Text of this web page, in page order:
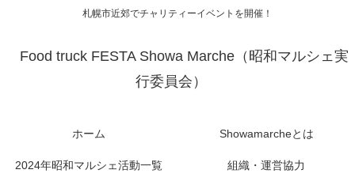
札幌市近郊でチャリティーイベントを開催！
Food truck FESTA Showa Marche（昭和マルシェ実
行委員会）
ホーム Showamarcheとは
2024年昭和マルシェ活動一覧 組織・運営協力